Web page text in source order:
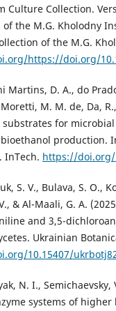
Culture Collection.
of the M.G. Kholodny
of the M.G.
https://doi.org/
Martins, D. A., do
Moretti, M. M. de, Da,
substrates for
production.
InTech. https://doi.org/
S. V., Bulava, S. O.,
& Al-Maali, G. A.
and 3,5-
Ukrainian
10.15407/
N. I.,
systems of